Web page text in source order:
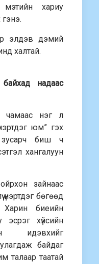
мэтийн хариу
элдэв дэмий
халтай.
надаас
чамаас нэг л
юм” гэх
биш ч
хангалуун
ойрхон зайнаас
бөгөөд
Харин биеийн
хүйсийн
идэвхийг
байдаг
талаар таатай